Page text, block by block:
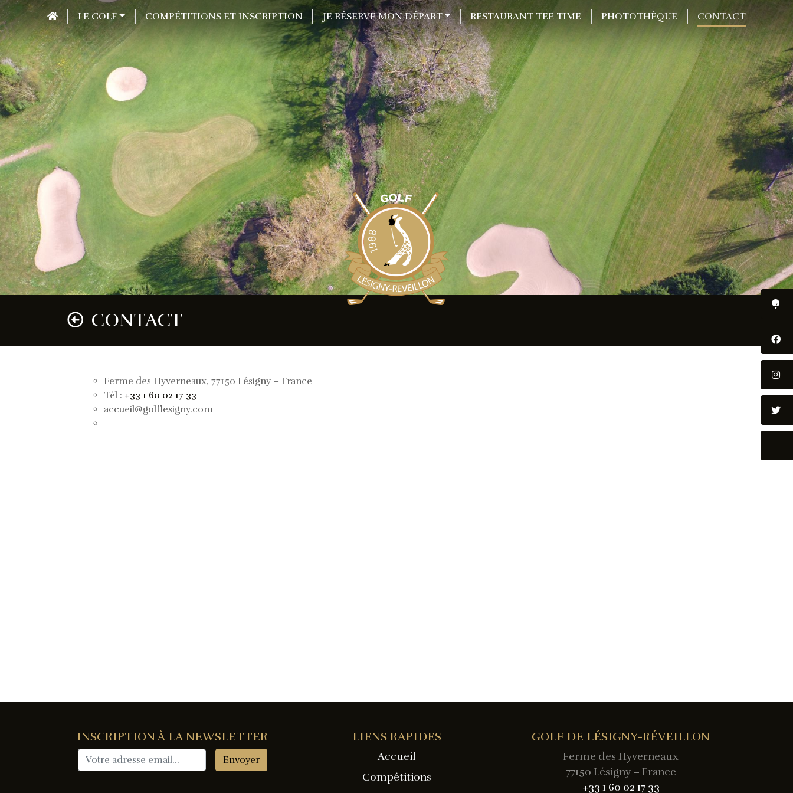
LE GOLF COMPÉTITIONS ET INSCRIPTION JE RÉSERVE MON DÉPART RESTAURANT TEE TIME PHOTOTHÈQUE CONTACT
CONTACT
Ferme des Hyverneaux, 77150 Lésigny – France
Tél : +33 1 60 02 17 33
accueil@golflesigny.com
INSCRIPTION À LA NEWSLETTER LIENS RAPIDES
Accueil
Compétitions
GOLF DE LÉSIGNY-RÉVEILLON
Ferme des Hyverneaux
77150 Lésigny – France
+33 1 60 02 17 33